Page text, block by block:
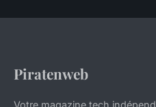
Piratenweb
Votre magazine tech